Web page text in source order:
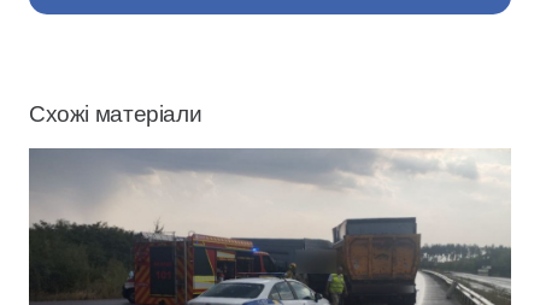
Схожі матеріали